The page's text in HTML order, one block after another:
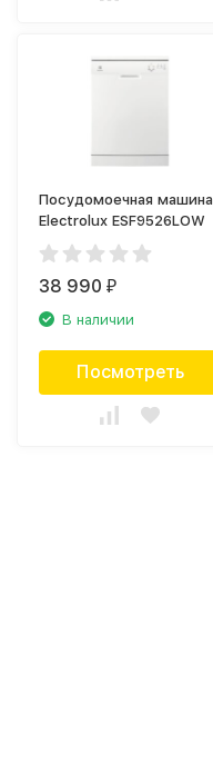
Посудомоечная машина
Electrolux ESF9526LOW
38 990₽
В наличии
Посмотреть